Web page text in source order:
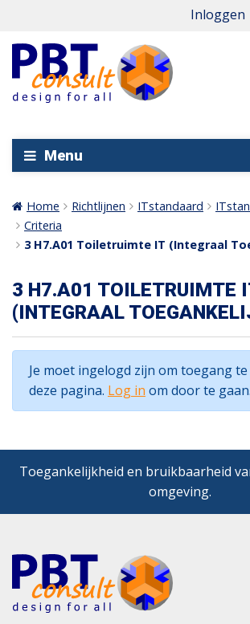
Inloggen
Menu
Home Richtlijnen ITstandaard
Criteria
3 H7.A01 Toiletruimte IT (Integraal
3 H7.A01 TOILETRUIMTE
(INTEGRAAL
Je moet ingelogd zijn om toegang
deze pagina. Log in om door te gaan.
Toegankelijkheid en bruikbaarheid
omgeving.